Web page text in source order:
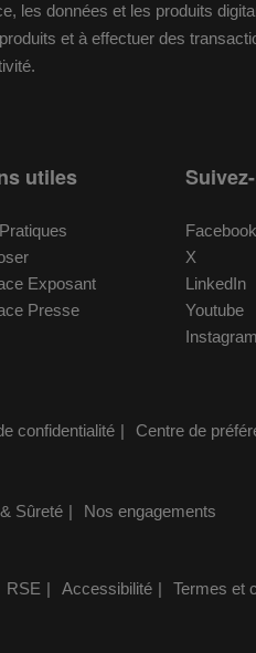
les données et les produits
et à effectuer des
utiles
Exposant
Presse
Facebook
X
LinkedIn
Youtube
Instagram
confidentialité Centre de
Sûreté Nos engagements
RSE Accessibilité Termes et